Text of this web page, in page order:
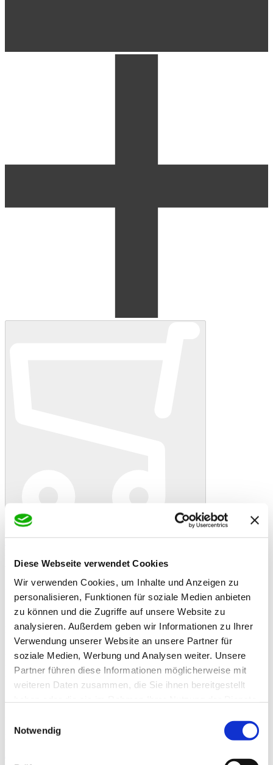
Diese Webseite verwendet Cookies
Wir verwenden Cookies, um Inhalte und Anzeigen zu
personalisieren, Funktionen für soziale Medien anbieten
zu können und die Zugriffe auf unsere Website zu
analysieren. Außerdem geben wir Informationen zu Ihrer
Verwendung unserer Website an unsere Partner für
soziale Medien, Werbung und Analysen weiter. Unsere
Partner führen diese Informationen möglicherweise mit
weiteren Daten zusammen, die Sie ihnen bereitgestellt
Notwendig
In den Warenkorb Etwas ist schiefgelaufen
Bewertung
Artikelbeschreibung
gestapelt, kammergetrocknet und sofort verwendbar
Scheitlänge: 30 bis 33 cm
Restfeuchte: 20-25 %
Der RM Kaminholz wird auf Palette geliefert. Die Palette hat
Europaletten Größe 80x120 cm und kann mit verfeuert werden.
Zusatzinformationen
Zusatzinformationen
Schreiben Sie eine Bewertung
Nur registrierte Benutzer können Bewertungen schreiben. Bitte